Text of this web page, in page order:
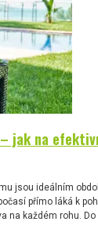
jak na
jsou ideálním
přímo láká k
na každém rohu.